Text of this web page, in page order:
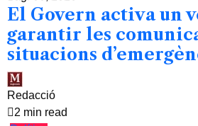
El Govern activa un
garantir les
situacions
Redacció
2 min read